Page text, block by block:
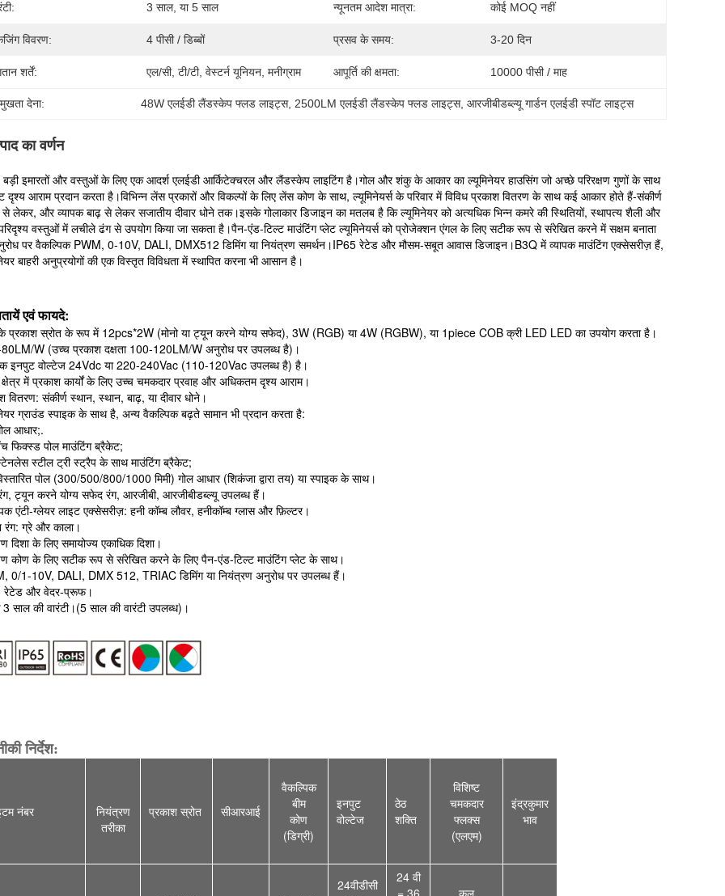
3 साल, या 5 साल न्यूनतम आदेश मात्रा: कोई MOQ नहीं
विवरण: 4 पीसी / डिब्बों प्रसव के समय: 3-20 दिन
शर्तें: एल/सी, टी/टी, वेस्टर्न यूनियन, मनीग्राम आपूर्ति की क्षमता: 10000 पीसी / माह
देना: 48W एलईडी लैंडस्केप फ्लड लाइट्स, 2500LM एलईडी लैंडस्केप फ्लड लाइट्स, आरजीबीडब्ल्यू गार्डन एलईडी स्पॉट लाइट्स
का वर्णन
इमारतों और वस्तुओं के लिए एक आदर्श एलईडी आर्किटेक्चरल और लैंडस्केप लाइटिंग है।गोल और शंकु के आकार का ल्यूमिनेयर हाउसिंग जो अच्छे परिरक्षण गुणों के साथ
दृश्य आराम प्रदान करता है।विभिन्न लेंस प्रकारों और विकल्पों के लिए लेंस कोण के साथ, ल्यूमिनेयर्स के परिवार में विविध प्रकाश वितरण के साथ कई आकार होते हैं-संकीर्ण
लेकर, और व्यापक बाढ़ से लेकर सजातीय दीवार धोने तक।इसके गोलाकार डिजाइन का मतलब है कि ल्यूमिनेयर को अत्यधिक भिन्न कमरे की स्थितियों, स्थापत्य शैली और
वस्तुओं में लचीले ढंग से उपयोग किया जा सकता है।पैन-एंड-टिल्ट माउंटिंग प्लेट ल्यूमिनेयर्स को प्रोजेक्शन एंगल के लिए सटीक रूप से संरेखित करने में सक्षम बनाता
पर वैकल्पिक PWM, 0-10V, DALI, DMX512 डिमिंग या नियंत्रण समर्थन।IP65 रेटेड और मौसम-सबूत आवास डिजाइन।B3Q में व्यापक माउंटिंग एक्सेसरीज़ हैं,
बाहरी अनुप्रयोगों की एक विस्तृत विविधता में स्थापित करना भी आसान है।
एवं फायदे:
प्रकाश स्रोत के रूप में 12pcs*2W (मोनो या ट्यून करने योग्य सफेद), 3W (RGB) या 4W (RGBW), या 1piece COB क्री LED LED का उपयोग करता है।
W (उच्च प्रकाश दक्षता 100-120LM/W अनुरोध पर उपलब्ध है)।
इनपुट वोल्टेज 24Vdc या 220-240Vac (110-120Vac उपलब्ध है) है।
क्षेत्र में प्रकाश कार्यों के लिए उच्च चमकदार प्रवाह और अधिकतम दृश्य आराम।
वितरण: संकीर्ण स्थान, स्थान, बाढ़, या दीवार धोने।
ग्राउंड स्पाइक के साथ है, अन्य वैकल्पिक बढ़ते सामान भी प्रदान करता है:
आधार;.
फिक्स्ड पोल माउंटिंग ब्रैकेट;
स्टील ट्री स्ट्रैप के साथ माउंटिंग ब्रैकेट;
पोल (300/500/800/1000 मिमी) गोल आधार (शिकंजा द्वारा तय) या स्पाइक के साथ।
ट्यून करने योग्य सफेद रंग, आरजीबी, आरजीबीडब्ल्यू उपलब्ध हैं।
एंटी-ग्लेयर लाइट एक्सेसरीज़: हनी कॉम्ब लौवर, हनीकॉम्ब ग्लास और फ़िल्टर।
रंग: ग्रे और काला।
दिशा के लिए समायोज्य एकाधिक दिशा।
कोण के लिए सटीक रूप से संरेखित करने के लिए पैन-एंड-टिल्ट माउंटिंग प्लेट के साथ।
0/1-10V, DALI, DMX 512, TRIAC डिमिंग या नियंत्रण अनुरोध पर उपलब्ध हैं।
रेटेड और वेदर-प्रूफ।
साल की वारंटी।(5 साल की वारंटी उपलब्ध)।
निर्देश:
नंबर
नियंत्रण
तरीका
प्रकाश स्रोत सीआरआई
वैकल्पिक
बीम
कोण
(डिग्री)
इनपुट
वोल्टेज
ठेठ
शक्ति
विशिष्ट
चमकदार
फ्लक्स
(एलएम)
इंद्रकुमार
भाव
24वीडीसी
24 वी
= 36
कूल